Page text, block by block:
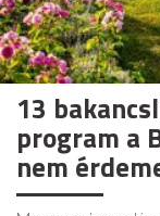
13
program a
nem